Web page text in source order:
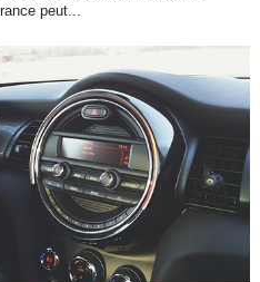
peut...